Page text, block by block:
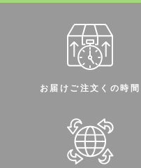
お届けご注文くの時間